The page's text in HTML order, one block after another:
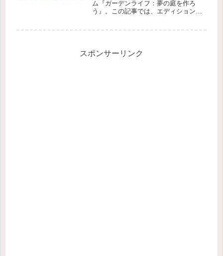
ム『ガーデンライフ：夢の庭を作ろ
う』。この記事では、エディションの
スポンサーリンク